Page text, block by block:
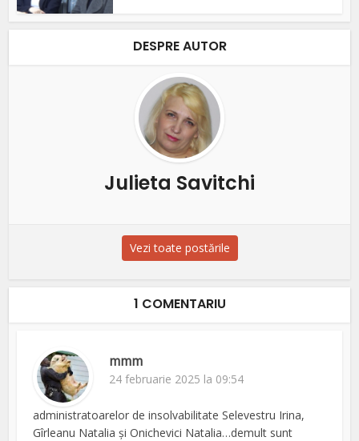
DESPRE AUTOR
Julieta Savitchi
Vezi toate postările
1 COMENTARIU
mmm
24 februarie 2025 la 09:54
administratoarelor de insolvabilitate Selevestru Irina,
Gîrleanu Natalia şi Onichevici Natalia…demult sunt